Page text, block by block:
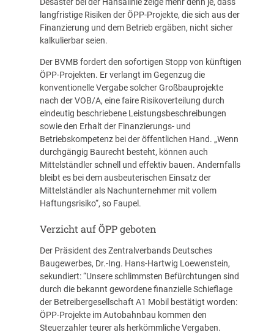
langfristige Risiken der ÖPP-Projekte, die sich aus der
Finanzierung und dem Betrieb ergäben, nicht sicher
kalkulierbar seien.
Der BVMB fordert den sofortigen Stopp von künftigen
ÖPP-Projekten. Er verlangt im Gegenzug die
konventionelle Vergabe solcher Großbauprojekte
nach der VOB/A, eine faire Risikoverteilung durch
eindeutig beschriebene Leistungsbeschreibungen
sowie den Erhalt der Finanzierungs- und
Betriebskompetenz bei der öffentlichen Hand. „Wenn
durchgängig Baurecht besteht, können auch
Mittelständler schnell und effektiv bauen. Andernfalls
bleibt es bei dem ausbeuterischen Einsatz der
Mittelständler als Nachunternehmer mit vollem
Haftungsrisiko“, so Faupel.
Verzicht auf ÖPP geboten
Der Präsident des Zentralverbands Deutsches
Baugewerbes, Dr.-Ing. Hans-Hartwig Loewenstein,
sekundiert: “Unsere schlimmsten Befürchtungen sind
durch die bekannt gewordene finanzielle Schieflage
der Betreibergesellschaft A1 Mobil bestätigt worden:
ÖPP-Projekte im Autobahnbau kommen den
Steuerzahler teurer als herkömmliche Vergaben.